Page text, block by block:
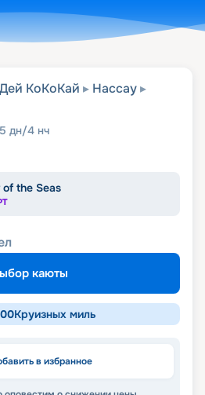
КоКоКай
Нассау
5 дн/4 нч
the Seas
каюты
Круизных миль
в избранное